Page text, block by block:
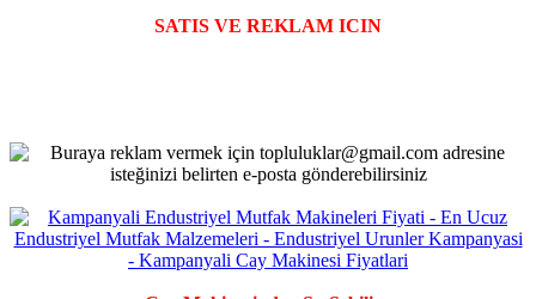
SATIS VE REKLAM ICIN